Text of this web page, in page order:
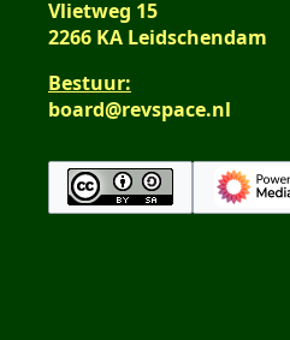
Vlietweg 15
2266 KA Leidschendam
Bestuur:
board@revspace.nl